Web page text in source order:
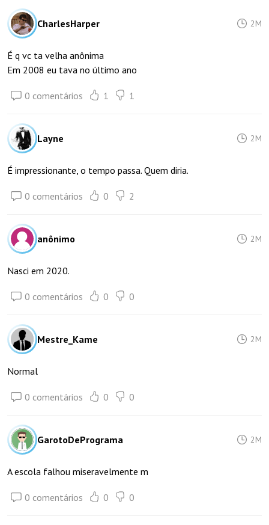
CharlesHarper 2M
É q vc ta velha anônima
Em 2008 eu tava no último ano
0 comentários 1 1
Layne 2M
É impressionante, o tempo passa. Quem diria.
0 comentários 0 2
anônimo 2M
Nasci em 2020.
0 comentários 0 0
Mestre_Kame 2M
Normal
0 comentários 0 0
GarotoDePrograma 2M
A escola falhou miseravelmente m
0 comentários 0 0